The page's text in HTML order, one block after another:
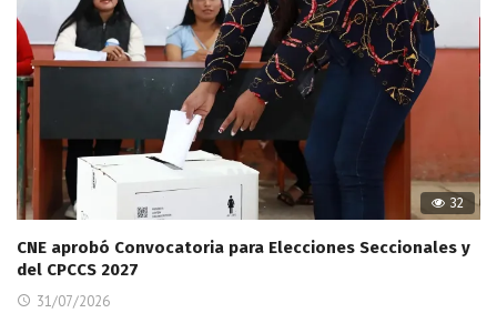
32
CNE aprobó Convocatoria para Elecciones Seccionales y
del CPCCS 2027
31/07/2026